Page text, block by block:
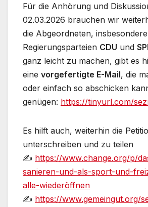
Für die Anhörung und
02.03.2026 brauchen wir
die Abgeordneten,
Regierungsparteien CDU und
ganz leicht zu machen, gibt es
eine vorgefertigte E-Mail, die
oder einfach so abschicken
genügen: https://tinyurl.com/
Es hilft auch, weiterhin die
unterschreiben und zu teilen
✍ https://www.change.org/p/
sanieren-und-als-sport-und-
alle-wiederöffnen
✍ https://www.gemeingut.org/